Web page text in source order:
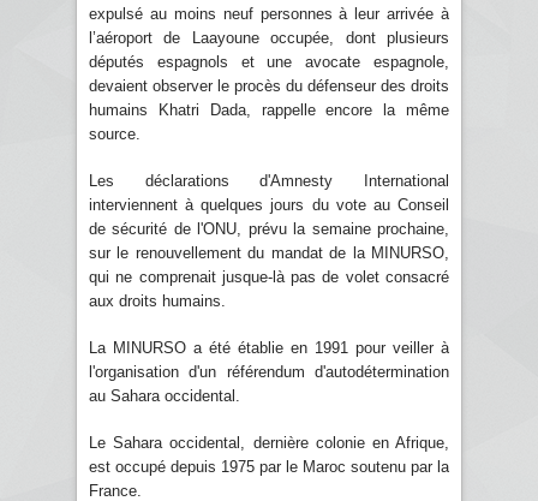
expulsé au moins neuf personnes à leur arrivée à
l’aéroport de Laayoune occupée, dont plusieurs
députés espagnols et une avocate espagnole,
devaient observer le procès du défenseur des droits
humains Khatri Dada, rappelle encore la même
source.
Les déclarations d'Amnesty International
interviennent à quelques jours du vote au Conseil
de sécurité de l'ONU, prévu la semaine prochaine,
sur le renouvellement du mandat de la MINURSO,
qui ne comprenait jusque-là pas de volet consacré
aux droits humains.
La MINURSO a été établie en 1991 pour veiller à
l'organisation d'un référendum d'autodétermination
au Sahara occidental.
Le Sahara occidental, dernière colonie en Afrique,
est occupé depuis 1975 par le Maroc soutenu par la
France.